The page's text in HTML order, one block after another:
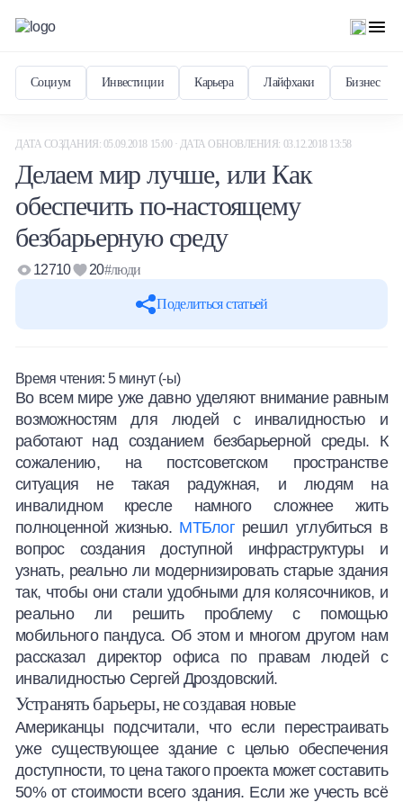
Социум Инвестиции Карьера Лайфхаки Бизнес
Халва
Онлайн-обменник
Премиальный сервис Prime Line
Мобильный банк MOBY
Потребительский кредит
Карта КАКТУС
Продукты для Бизнеса
ДАТА СОЗДАНИЯ: 05.09.2018 15:00 · ДАТА ОБНОВЛЕНИЯ: 03.12.2018 13:58
Делаем мир лучше, или Как
обеспечить по-настоящему
безбарьерную среду
Поделиться статьей
12710 20#люди
Время чтения:5 минут (-ы)
Во всем мире уже давно уделяют внимание равным
возможностям для людей с инвалидностью и
работают над созданием безбарьерной среды. К
сожалению, на постсоветском пространстве
ситуация не такая радужная, и людям на
инвалидном кресле намного сложнее жить
полноценной жизнью. МТБлог решил углубиться в
вопрос создания доступной инфраструктуры и
узнать, реально ли модернизировать старые здания
так, чтобы они стали удобными для колясочников, и
реально ли решить проблему с помощью
мобильного пандуса. Об этом и многом другом нам
рассказал директор офиса по правам людей с
инвалидностью Сергей Дроздовский.
Устранять барьеры, не создавая новые
Американцы подсчитали, что если перестраивать
уже существующее здание с целью обеспечения
доступности, то цена такого проекта может составить
50% от стоимости всего здания. Если же учесть всё